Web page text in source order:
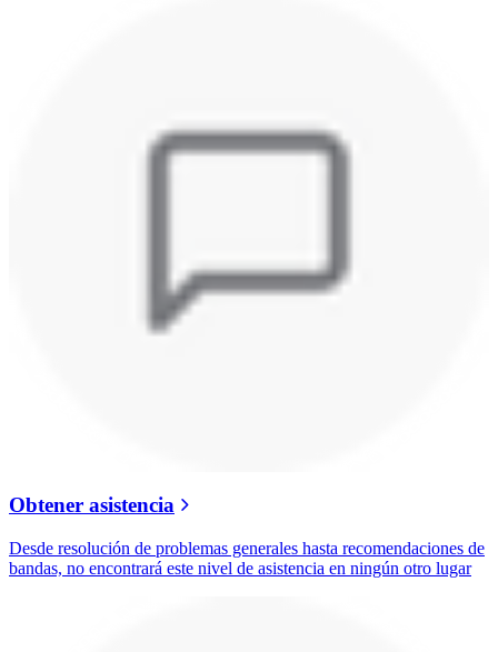
Obtener asistencia
Desde resolución de problemas generales hasta recomendaciones de
bandas, no encontrará este nivel de asistencia en ningún otro lugar